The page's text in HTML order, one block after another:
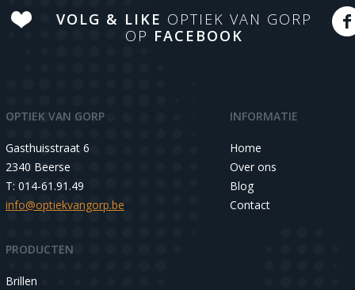
VOLG & LIKE OPTIEK VAN GORP
OP FACEBOOK
OPTIEK VAN GORP
Gasthuisstraat 6
2340 Beerse
T: 014-61.91.49
info@optiekvangorp.be
INFORMATIE
Home
Over ons
Blog
Contact
PRODUCTEN
Brillen